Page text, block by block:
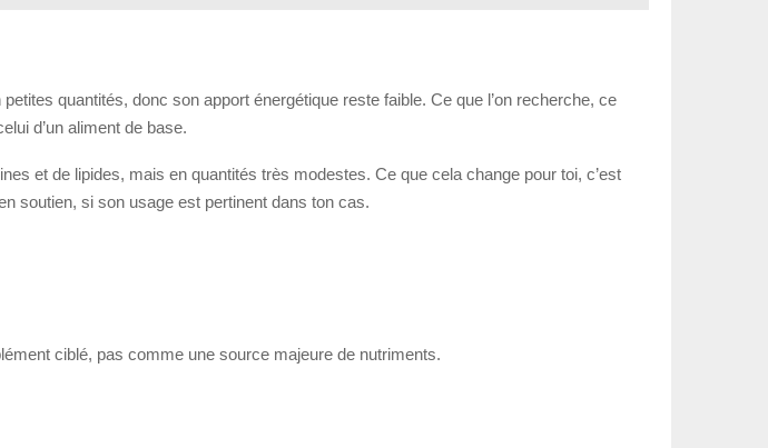
quantités, donc son apport énergétique reste faible. Ce que l’on recherche, ce
d’un aliment de base.
et de lipides, mais en quantités très modestes. Ce que cela change pour toi, c’est
soutien, si son usage est pertinent dans ton cas.
ciblé, pas comme une source majeure de nutriments.